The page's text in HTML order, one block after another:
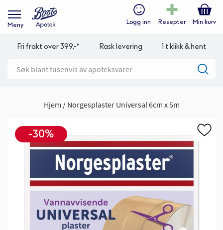
Meny Logg inn Resepter Min kurv
Fri frakt over 399,-* Rask levering 1 t klikk & hent
Hjem Norgesplaster Universal 6cm x 5m
slutten